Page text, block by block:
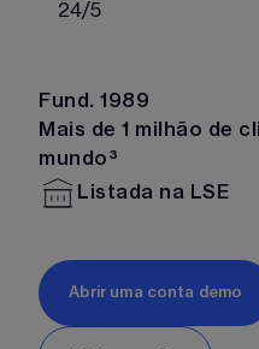
24/5
Fund. 1989
Mais de 1 milhão de
mundo³
Listada na LSE
Abrir uma conta demo